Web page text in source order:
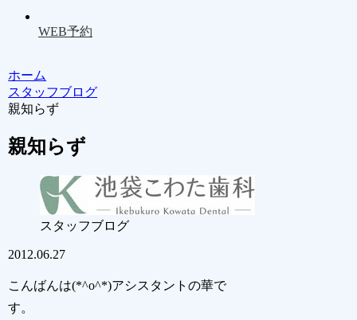
WEB予約
ホーム
スタッフブログ
親知らず
親知らず
スタッフブログ
2012.06.27
こんばんは(*^o^*)アシスタントの華で
す。